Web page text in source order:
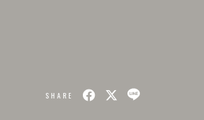
SHARE